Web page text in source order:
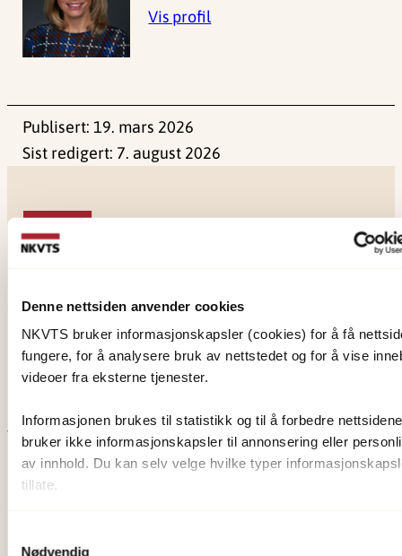
Denne nettsiden anvender cookies
NKVTS bruker informasjonskapsler (cookies) for å få
fungere, for å analysere bruk av nettstedet og for å vise
videoer fra eksterne tjenester.
Informasjonen brukes til statistikk og til å forbedre
bruker ikke informasjonskapsler til annonsering eller
av innhold. Du kan selv velge hvilke typer
tillate.
Nødvendig
Vis profil
Publisert: 19. mars 2026
Sist redigert: 7. august 2026
om vold og traumatisk stress. Formålet er å bidra
til å forebygge og redusere de helsemessige og
sosiale konsekvensene som vold og traumatisk
Om oss
Ansatte